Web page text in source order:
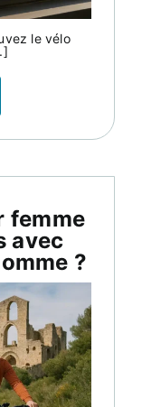
le vélo
femme
avec
?